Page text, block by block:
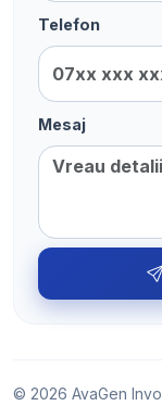
Telefon
Mesaj
© 2026 AvaGen